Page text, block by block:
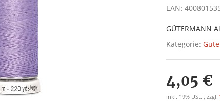
EAN:
GÜTERMANN
Kategorie:
4,05 €
inkl. 19% USt. , zzgl.